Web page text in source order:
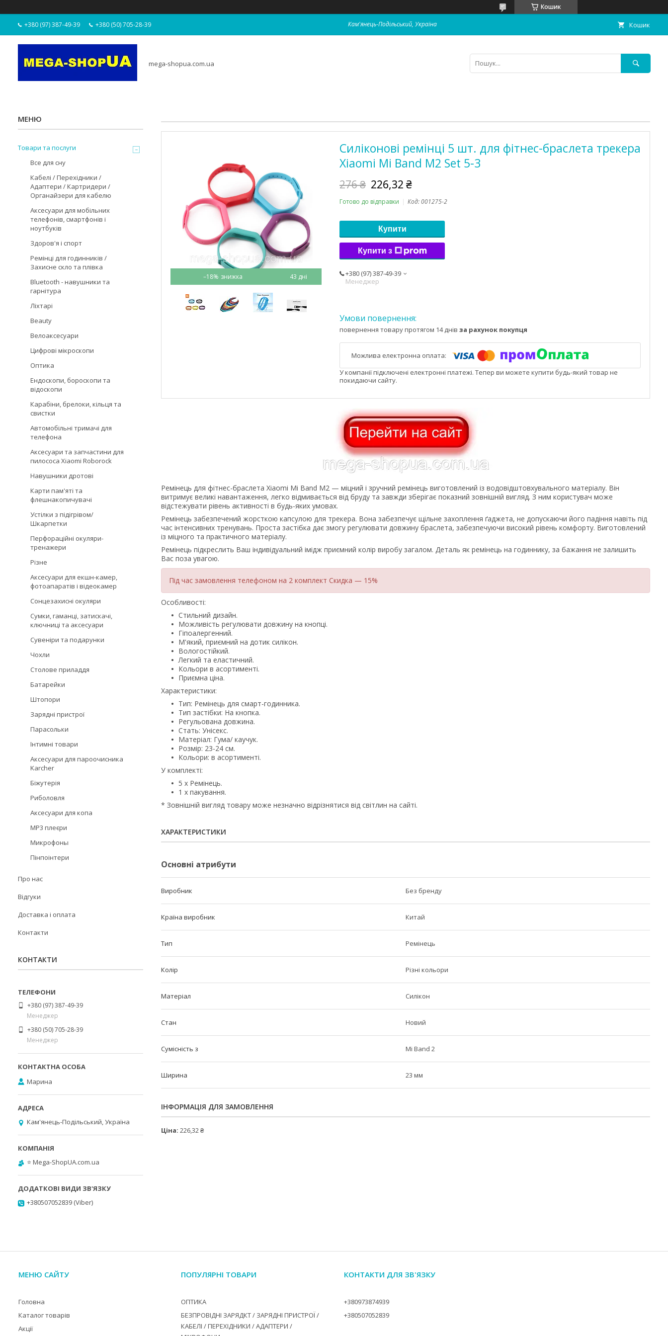
Кошик
+380 (97) 387-49-39 +380 (50) 705-28-39 Кам'янець-Подільський, Україна Кошик
mega-shopua.com.ua
–18% 43 дні
Силіконові ремінці 5 шт. для фітнес-браслета трекера
Xiaomi Mi Band M2 Set 5-3
276 ₴ 226,32 ₴
Готово до відправки Код:001275-2
Купити
Купити з
+380 (97) 387-49-39
Менеджер
повернення товару протягом 14 днів за рахунок покупця
У компанії підключені електронні платежі. Тепер ви можете купити будь-який товар не
покидаючи сайту.
Ремінець для фітнес-браслета Xiaomi Mi Band M2 — міцний і зручний ремінець виготовлений із водовідштовхувального матеріалу. Він
витримує великі навантаження, легко відмивається від бруду та завжди зберігає показний зовнішній вигляд. З ним користувач може
відстежувати рівень активності в будь-яких умовах.
Ремінець забезпечений жорсткою капсулою для трекера. Вона забезпечує щільне захоплення ґаджета, не допускаючи його падіння навіть під
час інтенсивних тренувань. Проста застібка дає змогу регулювати довжину браслета, забезпечуючи високий рівень комфорту. Виготовлений
із міцного та практичного матеріалу.
Ремінець підкреслить Ваш індивідуальний імідж приємний колір виробу загалом. Деталь як ремінець на годиннику, за бажання не залишить
Вас поза увагою.
Під час замовлення телефоном на 2 комплект Скидка — 15%
Особливості:
Стильний дизайн.
Можливість регулювати довжину на кнопці.
Гіпоалергенний.
М'який, приємний на дотик силікон.
Вологостійкий.
Легкий та еластичний.
Кольори в асортименті.
Приємна ціна.
Характеристики:
Тип: Ремінець для смарт-годинника.
Тип застібки: На кнопка.
Регульована довжина.
Стать: Унісекс.
Матеріал: Гума/ каучук.
Розмір: 23-24 см.
Кольори: в асортименті.
У комплекті:
5 х Ремінець.
1 х пакування.
* Зовнішній вигляд товару може незначно відрізнятися від світлин на сайті.
ХАРАКТЕРИСТИКИ
Основні атрибути
Виробник Без бренду
Країна виробник Китай
Тип Ремінець
Колір Різні кольори
Матеріал Силікон
Стан Новий
Сумісність з Mi Band 2
Ширина 23 мм
ІНФОРМАЦІЯ ДЛЯ ЗАМОВЛЕННЯ
Ціна: 226,32 ₴
Товари та послуги
Все для сну
Кабелі / Перехідники /
Адаптери / Картридери /
Органайзери для кабелю
Аксесуари для мобільних
телефонів, смартфонів і
ноутбуків
Здоров'я і спорт
Ремінці для годинників /
Захисне скло та плівка
Bluetooth - навушники та
гарнітура
Ліхтарі
Beauty
Велоаксесуари
Цифрові мікроскопи
Оптика
Ендоскопи, бороскопи та
відоскопи
Карабіни, брелоки, кільця та
свистки
Автомобільні тримачі для
телефона
Аксесуари та запчастини для
пилососа Xiaomi Roborock
Навушники дротові
Карти пам'яті та
флешнакопичувачі
Устілки з підігрівом/
Шкарпетки
Перфораційні окуляри-
тренажери
Різне
Аксесуари для екшн-камер,
фотоапаратів і відеокамер
Сонцезахисні окуляри
Сумки, гаманці, затискачі,
ключниці та аксесуари
Сувеніри та подарунки
Чохли
Столове приладдя
Батарейки
Штопори
Зарядні пристрої
Парасольки
Інтимні товари
Аксесуари для пароочисника
Karcher
Біжутерія
Риболовля
Аксесуари для копа
MP3 плеєри
Микрофоны
Пінпоінтери
Про нас
Відгуки
Доставка і оплата
Контакти
КОНТАКТИ
+380 (97) 387-49-39
Менеджер
+380 (50) 705-28-39
Менеджер
Марина
Кам'янець-Подільський, Україна
⭐️ Mega-ShopUA.com.ua
+380507052839 (Viber)
МЕНЮ САЙТУ
Головна
Каталог товарів
Акції
ПОПУЛЯРНІ ТОВАРИ
ОПТИКА
БЕЗПРОВІДНІ ЗАРЯДКТ / ЗАРЯДНІ ПРИСТРОЇ /
КАБЕЛІ / ПЕРЕХІДНИКИ / АДАПТЕРИ /
КОНТАКТИ ДЛЯ ЗВ'ЯЗКУ
+380973874939
+380507052839